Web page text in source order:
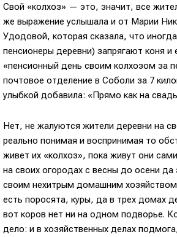
Свой «колхоз» — это, значит, все
же выражение услышала и от Марии
Удодовой, которая сказала, что
пенсионеры деревни) запрягают коня и
«пенсионный день своим колхозом за
почтовое отделение в Соболи за 7
улыбкой добавила: «Прямо как на
Нет, не жалуются жители деревни на
реально понимая и воспринимая то
живет их «колхоз», пока живут они
на своих огородах с весны до осени
своим нехитрым домашним
есть поросята, куры, да в трех домах
вот коров нет ни на одном подворье.
дело: и в хозяйственных делах